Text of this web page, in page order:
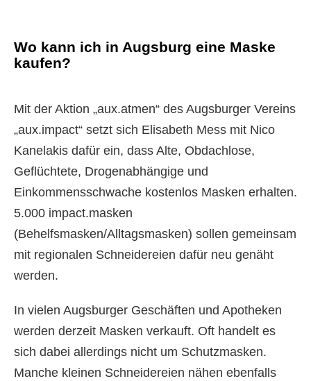
Wo kann ich in Augsburg eine Maske
kaufen?
Mit der Aktion „aux.atmen“ des Augsburger Vereins
„aux.impact“ setzt sich Elisabeth Mess mit Nico
Kanelakis dafür ein, dass Alte, Obdachlose,
Geflüchtete, Drogenabhängige und
Einkommensschwache kostenlos Masken erhalten.
5.000 impact.masken
(Behelfsmasken/Alltagsmasken) sollen gemeinsam
mit regionalen Schneidereien dafür neu genäht
werden.
In vielen Augsburger Geschäften und Apotheken
werden derzeit Masken verkauft. Oft handelt es
sich dabei allerdings nicht um Schutzmasken.
Manche kleinen Schneidereien nähen ebenfalls